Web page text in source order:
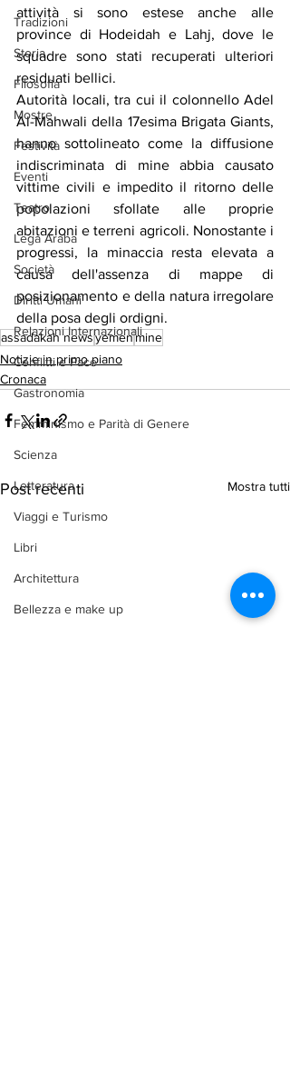
Tradizioni
Storia
Filosofia
Mostre
Festività
Eventi
Teatro
Lega Araba
Società
Diritti Umani
Relazioni Internazionali
Conflitti e Pace
Gastronomia
Femminismo e Parità di Genere
Scienza
Letteratura
Viaggi e Turismo
Libri
Architettura
Bellezza e make up
attività si sono estese anche alle
province di Hodeidah e Lahj, dove le
squadre sono stati recuperati ulteriori
residuati bellici.
Autorità locali, tra cui il colonnello Adel
Al-Mahwali della 17esima Brigata Giants,
hanno sottolineato come la diffusione
indiscriminata di mine abbia causato
vittime civili e impedito il ritorno delle
popolazioni sfollate alle proprie
abitazioni e terreni agricoli. Nonostante i
progressi, la minaccia resta elevata a
causa dell'assenza di mappe di
posizionamento e della natura irregolare
della posa degli ordigni.
assadakah newsyemenmine
Notizie in primo piano
Cronaca
Post recenti Mostra tutti